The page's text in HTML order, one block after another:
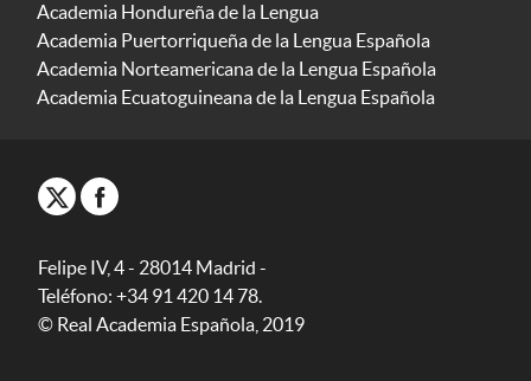
Academia Hondureña de la Lengua
Academia Puertorriqueña de la Lengua Española
Academia Norteamericana de la Lengua Española
Academia Ecuatoguineana de la Lengua Española
Felipe IV, 4 - 28014 Madrid -
Teléfono: +34 91 420 14 78.
© Real Academia Española, 2019